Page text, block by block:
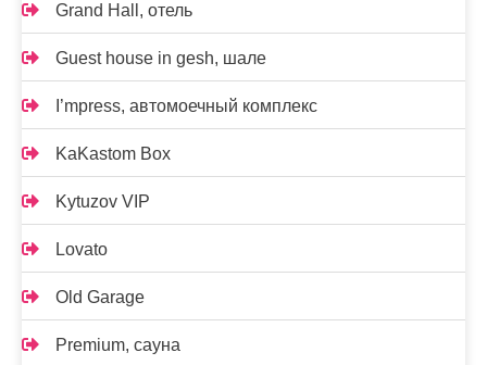
Grand Hall, отель
Guest house in gesh, шале
I’mpress, автомоечный комплекс
KaKastom Box
Kytuzov VIP
Lovato
Old Garage
Premium, сауна